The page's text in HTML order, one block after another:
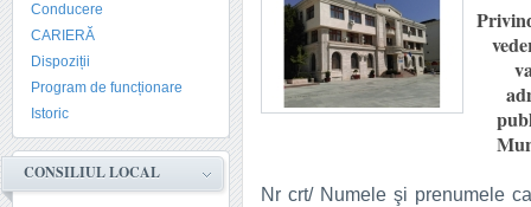
Conducere
CARIERĂ
Dispoziții
Program de funcționare
Istoric
CONSILIUL LOCAL
Nr crt/ Numele şi prenumele